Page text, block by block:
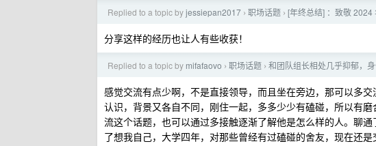
Replied to a topic byjessiepan2017 › 职场话题 › [年终总结] ：致敬 2024
分享这样的经历也让人有些收获！
Replied to a topic by mifafaovo › 职场话题 › 和团队组长相处几乎抑郁，
感觉交流有点少啊，不是直接领导，而且坐在旁边，那可以多
认识，背景又各自不同，刚住一起，多多少少有磕碰，所以有
流这个话题，也可以通过多接触逐渐了解他是怎么样的人。聊
了想我自己，大学四年，对那些曾经有过磕碰的舍友，现在还是